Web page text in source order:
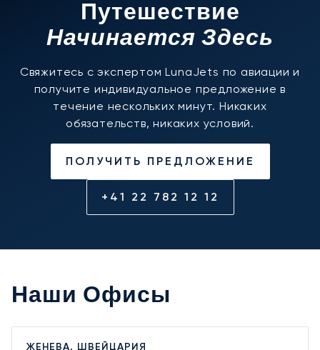
Путешествие
Начинается Здесь
Свяжитесь с экспертом LunaJets по авиации и
получите индивидуальное предложение в
течение нескольких минут. Никаких
обязательств, никаких условий.
ПОЛУЧИТЬ ПРЕДЛОЖЕНИЕ
+41 22 782 12 12
Наши Офисы
ЖЕНЕВА, ШВЕЙЦАРИЯ